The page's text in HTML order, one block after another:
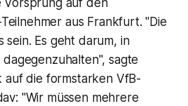
auf den
aus Frankfurt. "Die
Es geht darum, in
sagte
auf die formstarken VfB-
"Wir müssen mehrere